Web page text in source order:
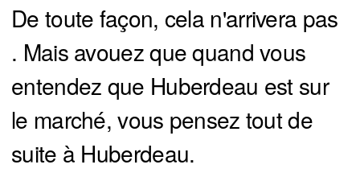
De toute façon, cela n'arrivera pas
. Mais avouez que quand vous
entendez que Huberdeau est sur
le marché, vous pensez tout de
suite à Huberdeau.